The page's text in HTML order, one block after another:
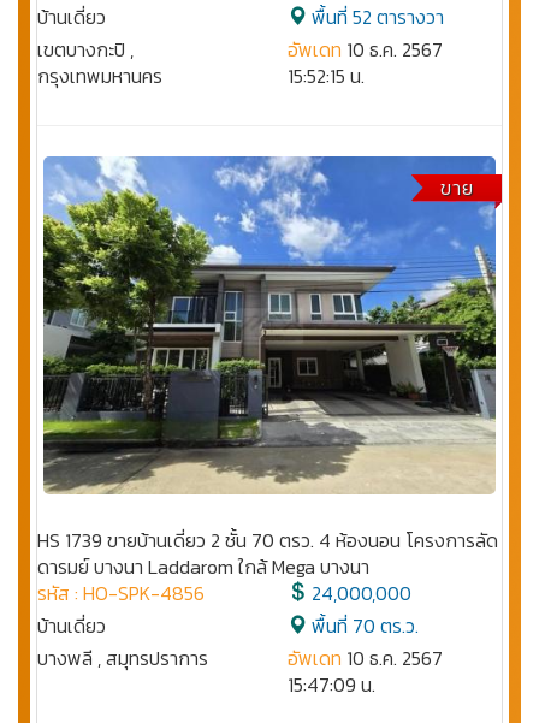
บ้านเดี่ยว
เขตบางกะปิ ,
กรุงเทพมหานคร
พื้นที่ 52 ตารางวา
อัพเดท 10 ธ.ค. 2567
15:52:15 น.
ขาย
HS 1739 ขายบ้านเดี่ยว 2 ชั้น 70 ตรว. 4 ห้องนอน โครงการลัด
ดารมย์ บางนา Laddarom ใกล้ Mega บางนา
รหัส : HO-SPK-4856
บ้านเดี่ยว
บางพลี , สมุทรปราการ
24,000,000
พื้นที่ 70 ตร.ว.
อัพเดท 10 ธ.ค. 2567
15:47:09 น.